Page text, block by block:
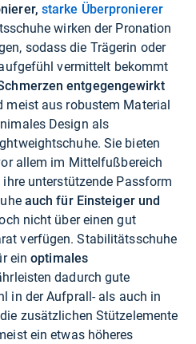
starke Überpronierer
wirken der Pronation
sodass die Trägerin oder
vermittelt bekommt
entgegengewirkt
meist aus robustem Material
Design als
Sie bieten
allem im Mittelfußbereich
unterstützende Passform
auch für Einsteiger und
nicht über einen gut
verfügen. Stabilitätsschuhe
einoptimales
dadurch gute
in der Aufprall- als auch in
zusätzlichen Stützelemente
ein etwas höheres